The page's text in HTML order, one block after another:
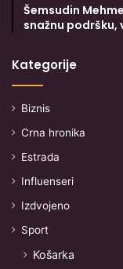
Šemsudin
snažnu
Kategorije
Biznis
Crna hronika
Estrada
Influenseri
Izdvojeno
Sport
Košarka